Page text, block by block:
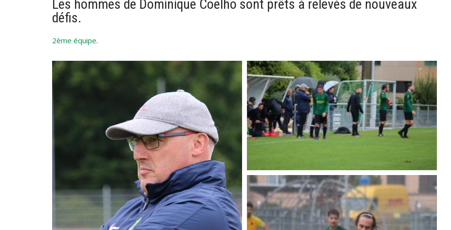
Les hommes de Dominique Coelho sont prêts à relevés de nouveaux
défis.
2ème équipe.